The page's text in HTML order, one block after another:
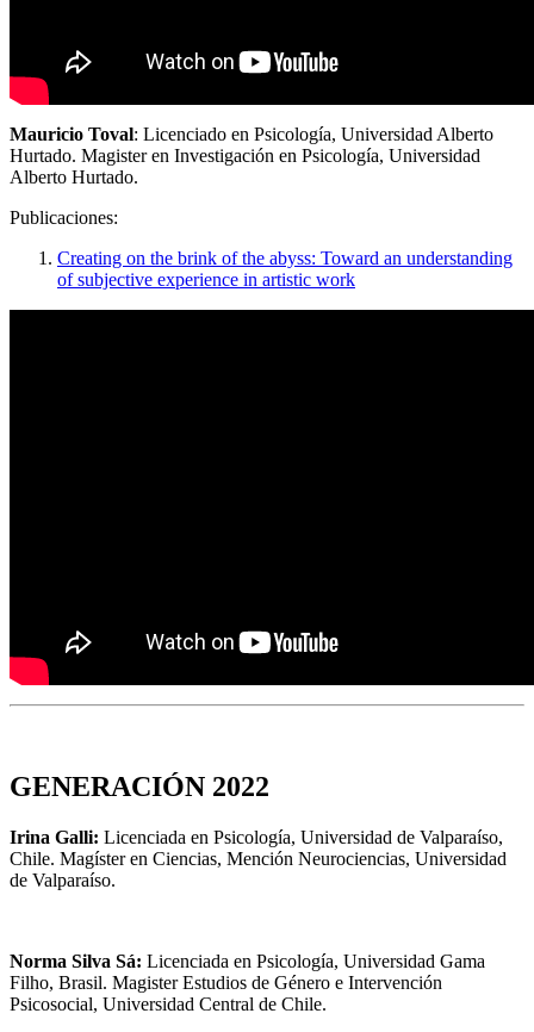
Mauricio Toval: Licenciado en Psicología, Universidad Alberto
Hurtado. Magister en Investigación en Psicología, Universidad
Alberto Hurtado.
Publicaciones:
Creating on the brink of the abyss: Toward an understanding
of subjective experience in artistic work
GENERACIÓN 2022
Irina Galli: Licenciada en Psicología, Universidad de Valparaíso,
Chile. Magíster en Ciencias, Mención Neurociencias, Universidad
de Valparaíso.
Norma Silva Sá: Licenciada en Psicología, Universidad Gama
Filho, Brasil. Magister Estudios de Género e Intervención
Psicosocial, Universidad Central de Chile.